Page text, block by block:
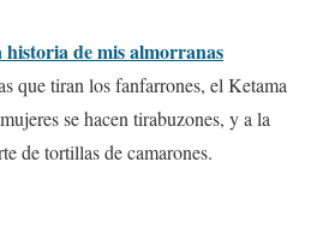
de mis almorranas
que tiran los fanfarrones, el Ketama
se hacen tirabuzones, y a la
de tortillas de camarones.